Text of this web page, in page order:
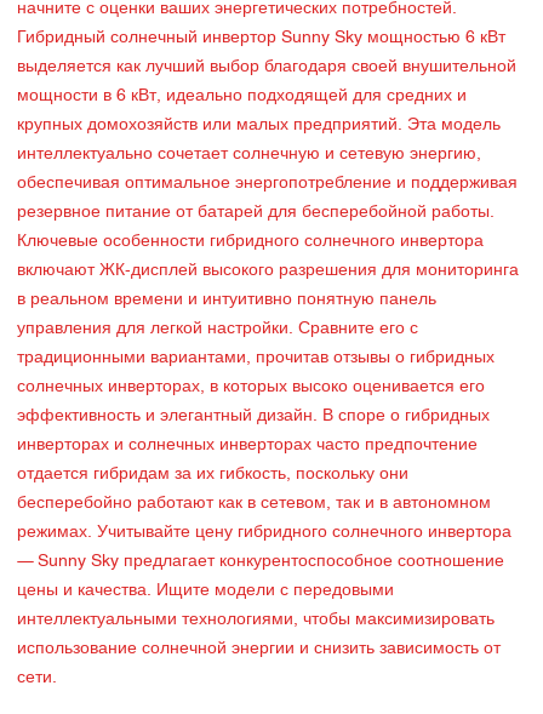
начните с оценки ваших энергетических потребностей.
Гибридный солнечный инвертор Sunny Sky мощностью 6 кВт
выделяется как лучший выбор благодаря своей внушительной
мощности в 6 кВт, идеально подходящей для средних и
крупных домохозяйств или малых предприятий. Эта модель
интеллектуально сочетает солнечную и сетевую энергию,
обеспечивая оптимальное энергопотребление и поддерживая
резервное питание от батарей для бесперебойной работы.
Ключевые особенности гибридного солнечного инвертора
включают ЖК-дисплей высокого разрешения для мониторинга
в реальном времени и интуитивно понятную панель
управления для легкой настройки. Сравните его с
традиционными вариантами, прочитав отзывы о гибридных
солнечных инверторах, в которых высоко оценивается его
эффективность и элегантный дизайн. В споре о гибридных
инверторах и солнечных инверторах часто предпочтение
отдается гибридам за их гибкость, поскольку они
бесперебойно работают как в сетевом, так и в автономном
режимах. Учитывайте цену гибридного солнечного инвертора
— Sunny Sky предлагает конкурентоспособное соотношение
цены и качества. Ищите модели с передовыми
интеллектуальными технологиями, чтобы максимизировать
использование солнечной энергии и снизить зависимость от
сети.